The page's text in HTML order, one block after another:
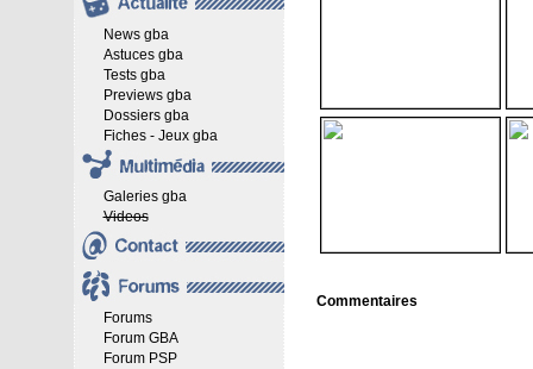
News gba
Astuces gba
Tests gba
Previews gba
Dossiers gba
Fiches - Jeux gba
Galeries gba
Videos
Forums
Forum GBA
Forum PSP
Commentaires